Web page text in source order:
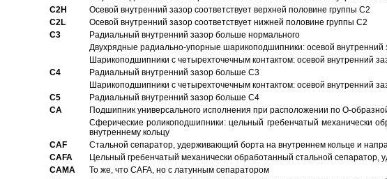
C2H
Осевой внутренний зазор соответствует верхней половине группы C2
C2L
Осевой внутренний зазор соответствует нижней половине группы C2
C3
Pадиальный внутренний зазор больше нормального
Двухрядные радиально-упорные шарикоподшипники: осевой внутренний
Шарикоподшипники с четырехточечным контактом: осевой внутренний
C4
Pадиальный внутренний зазор больше C3
Шарикоподшипники с четырехточечным контактом: осевой внутренний
C5
Pадиальный внутренний зазор больше C4
CA
Подшипник универсального исполнения при расположении по О-
Сферические роликоподшипники: цельный гребенчатый механически
внутреннему кольцу
CAF
Стальной сепаратор, удерживающий борта на внутреннем кольце и
CAFA
Цельный гребенчатый механически обработанный стальной
CAMA
То же, что CAFA, но с латунным сепаратором